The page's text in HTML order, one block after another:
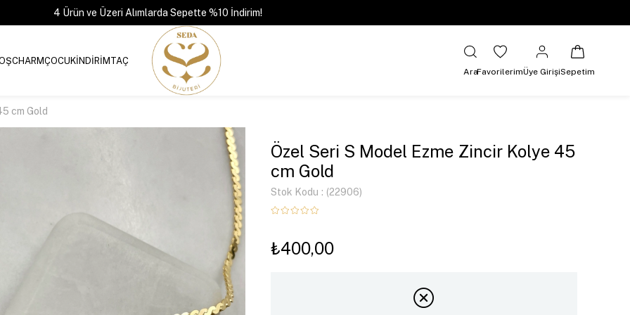
4 Ürün ve Üzeri Alımlarda Sepette %10 İndirim!
CHARMÇOCUKİNDİRİMTAÇ
AraFavorilerimÜye GirişiSepetim
cm Gold
Özel Seri S Model Ezme Zincir Kolye 45
cm Gold
Stok Kodu (22906)
₺400,00